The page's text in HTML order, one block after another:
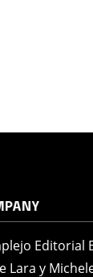
Editorial
Lara y